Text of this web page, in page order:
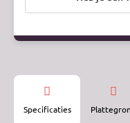
Specificaties